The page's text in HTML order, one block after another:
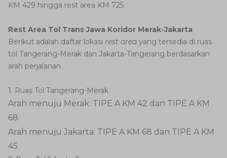
KM 429 hingga rest area KM 725.
Rest Area Tol Trans Jawa Koridor Merak-Jakarta
Berikut adalah daftar lokasi rest area yang tersedia di ruas
tol Tangerang-Merak dan Jakarta-Tangerang berdasarkan
arah perjalanan.
1. Ruas Tol Tangerang-Merak
Arah menuju Merak: TIPE A KM 42 dan TIPE A KM
68
Arah menuju Jakarta: TIPE A KM 68 dan TIPE A KM
45